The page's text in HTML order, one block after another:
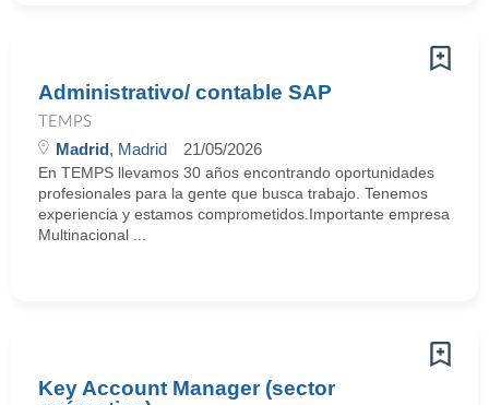
Administrativo/ contable SAP
TEMPS
Madrid, Madrid 21/05/2026
En TEMPS llevamos 30 años encontrando oportunidades
profesionales para la gente que busca trabajo. Tenemos
experiencia y estamos comprometidos.Importante empresa
Multinacional ...
Key Account Manager (sector